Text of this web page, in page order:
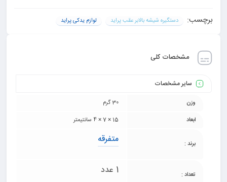
برچسب: دستگیره شیشه بالابر عقب پراید لوازم یدکی پراید
مشخصات کلی
سایر مشخصات
وزن
30 گرم
ابعاد
15 × 7 × 4 سانتیمتر
برند : متفرقه
تعداد : 1 عدد